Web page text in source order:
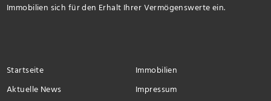
Immobilien sich für den Erhalt Ihrer Vermögenswerte ein.
Startseite
Immobilien
Aktuelle News
Impressum